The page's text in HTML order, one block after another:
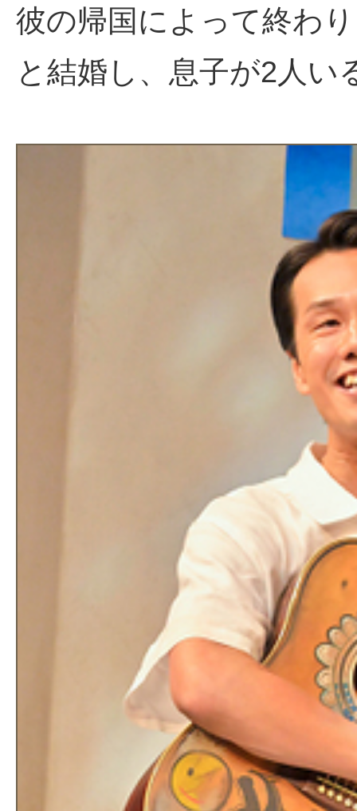
彼の帰国によって終わ
と結婚し、息子が2人い